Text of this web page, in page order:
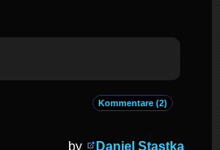
Kommentare (2)
by Daniel Stastka